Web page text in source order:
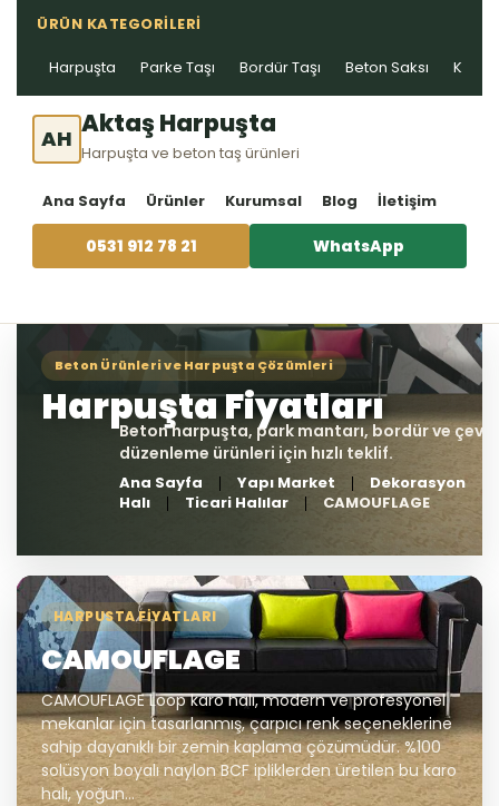
ÜRÜN KATEGORILERI
Harpuşta Parke Taşı Bordür Taşı Beton Saksı Kablo
AH Aktaş Harpuşta
Harpuşta ve beton taş ürünleri
Ana Sayfa Ürünler Kurumsal Blog İletişim
0531 912 78 21 WhatsApp
Ana Sayfa Yapı Market
Dekorasyon
Halı
Ticari Halılar CAMOUFLAGE
HARPUSTA FIYATLARI
CAMOUFLAGE
CAMOUFLAGE Loop karo halı, modern ve profesyonel
mekanlar için tasarlanmış, çarpıcı renk seçeneklerine
sahip dayanıklı bir zemin kaplama çözümüdür. %100
solüsyon boyalı naylon BCF ipliklerden üretilen bu karo
halı, yoğun...